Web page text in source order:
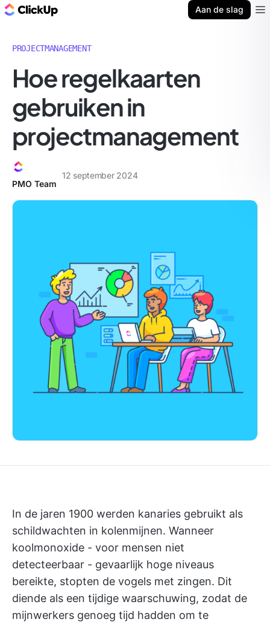
Aan de slag
PROJECTMANAGEMENT
Hoe regelkaarten
gebruiken in
projectmanagement
PMO Team
12 september 2024
In de jaren 1900 werden kanaries gebruikt als
schildwachten in kolenmijnen. Wanneer
koolmonoxide - voor mensen niet
detecteerbaar - gevaarlijk hoge niveaus
bereikte, stopten de vogels met zingen. Dit
diende als een tijdige waarschuwing, zodat de
mijnwerkers genoeg tijd hadden om te